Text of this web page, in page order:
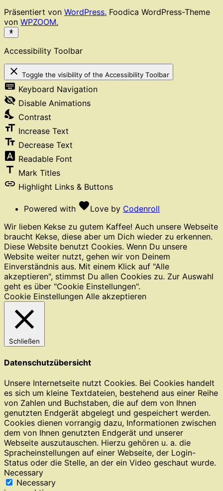
Präsentiert von WordPress. Foodica WordPress-Theme
von WPZOOM.
Accessibility Toolbar
close Toggle the visibility of the Accessibility Toolbar
keyboard Keyboard Navigation
visibility_off Disable Animations
nights_stay Contrast
format_size Increase Text
text_fields Decrease Text
font_download Readable Font
title Mark Titles
link Highlight Links & Buttons
Powered with favoriteLove by Codenroll
Wir lieben Kekse zu gutem Kaffee! Auch unsere Webseite
braucht Kekse, diese aber um Dich wieder zu erkennen.
Diese Website benutzt Cookies. Wenn Du unsere
Website weiter nutzt, gehen wir von Deinem
Einverständnis aus. Mit einem Klick auf "Alle
akzeptieren", stimmst Du allen Cookies zu. Zur Auswahl
geht es über "Cookie Einstellungen".
Cookie Einstellungen Alle akzeptieren
Schließen
Datenschutzübersicht
Unsere Internetseite nutzt Cookies. Bei Cookies handelt
es sich um kleine Textdateien, bestehend aus einer Reihe
von Zahlen und Buchstaben, die auf dem von Ihnen
genutzten Endgerät abgelegt und gespeichert werden.
Cookies dienen vorrangig dazu, Informationen zwischen
dem von Ihnen genutzten Endgerät und unserer
Webseite auszutauschen. Hierzu gehören u. a. die
Spracheinstellungen auf einer Webseite, der Login-
Status oder die Stelle, an der ein Video geschaut wurde.
Necessary
Necessary